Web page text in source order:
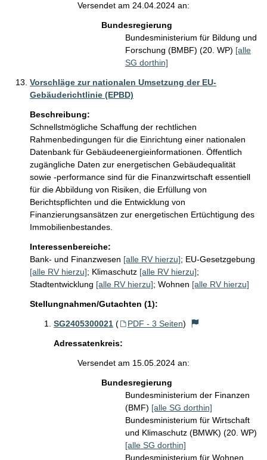
Versendet am 24.04.2024 an:
Bundesregierung
Bundesministerium für Bildung und
Forschung (BMBF) (20. WP) [alle
SG dorthin]
Vorschläge zur nationalen Umsetzung der EU-
Gebäuderichtlinie (EPBD)
Beschreibung:
Schnellstmögliche Schaffung der rechtlichen
Rahmenbedingungen für die Einrichtung einer nationalen
Datenbank für Gebäudeenergieinformationen. Öffentlich
zugängliche Daten zur energetischen Gebäudequalität
sowie -performance sind für die Finanzwirtschaft essentiell
für die Abbildung von Risiken, die Erfüllung von
Berichtspflichten und die Entwicklung von
Finanzierungsansätzen zur energetischen Ertüchtigung des
Immobilienbestandes.
Interessenbereiche:
Bank- und Finanzwesen [alle RV hierzu]; EU-Gesetzgebung
[alle RV hierzu]; Klimaschutz [alle RV hierzu];
Stadtentwicklung [alle RV hierzu]; Wohnen [alle RV hierzu]
Stellungnahmen/Gutachten (1):
SG2405300021 ( PDF - 3 Seiten)
Adressatenkreis:
Versendet am 15.05.2024 an:
Bundesregierung
Bundesministerium der Finanzen
(BMF) [alle SG dorthin]
Bundesministerium für Wirtschaft
und Klimaschutz (BMWK) (20. WP)
[alle SG dorthin]
Bundesministerium für Wohnen,